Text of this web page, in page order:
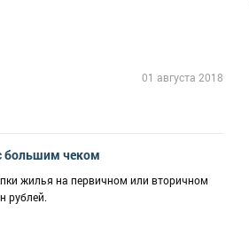
01 августа 2018
большим чеком
жилья на первичном или вторичном
рублей.